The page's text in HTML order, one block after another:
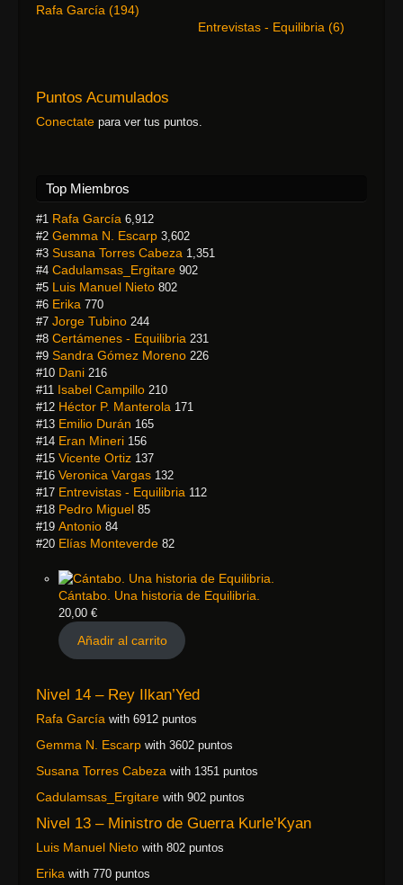
Rafa García (194)
Entrevistas - Equilibria (6)
Puntos Acumulados
Conectate para ver tus puntos.
Top Miembros
#1 Rafa García 6,912
#2 Gemma N. Escarp 3,602
#3 Susana Torres Cabeza 1,351
#4 Cadulamsas_Ergitare 902
#5 Luis Manuel Nieto 802
#6 Erika 770
#7 Jorge Tubino 244
#8 Certámenes - Equilibria 231
#9 Sandra Gómez Moreno 226
#10 Dani 216
#11 Isabel Campillo 210
#12 Héctor P. Manterola 171
#13 Emilio Durán 165
#14 Eran Mineri 156
#15 Vicente Ortiz 137
#16 Veronica Vargas 132
#17 Entrevistas - Equilibria 112
#18 Pedro Miguel 85
#19 Antonio 84
#20 Elías Monteverde 82
Cántabo. Una historia de Equilibria.
20,00 €
Añadir al carrito
Nivel 14 – Rey Ilkan’Yed
Rafa García with 6912 puntos
Gemma N. Escarp with 3602 puntos
Susana Torres Cabeza with 1351 puntos
Cadulamsas_Ergitare with 902 puntos
Nivel 13 – Ministro de Guerra Kurle’Kyan
Luis Manuel Nieto with 802 puntos
Erika with 770 puntos